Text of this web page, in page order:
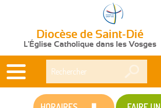
Diocèse de Saint-Dié
L'Église Catholique dans les Vosges